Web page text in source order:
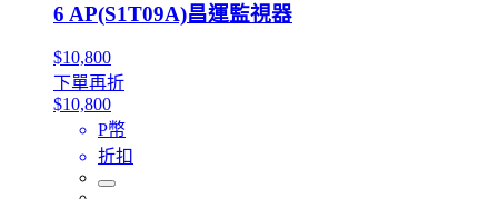
6 AP(S1T09A)昌運監視器
$10,800
下單再折
$10,800
P幣
折扣